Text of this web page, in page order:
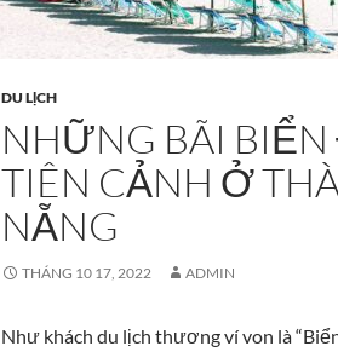
DU LỊCH
NHỮNG BÃI
TIÊN CẢNH Ở
NẴNG
THÁNG 10 17, 2022 ADMIN
Như khách du lịch thương ví von là